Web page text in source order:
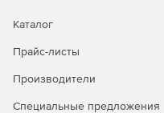
Каталог
Прайс-листы
Производители
Специальные предложения